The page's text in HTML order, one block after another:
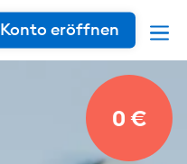
Konto eröffnen
0 €